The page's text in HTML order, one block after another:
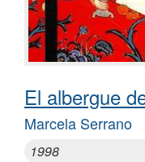
El albergue
Marcela Serrano
1998